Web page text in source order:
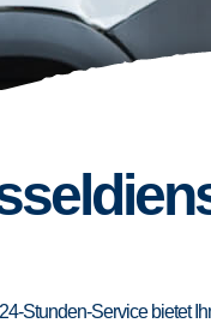
Stunden-Service bietet